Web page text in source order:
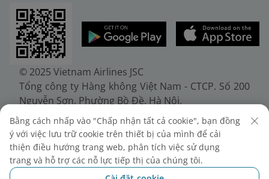
© 2025 Vietnam Airlines JSC
Tổng công ty Hàng không Việt Nam - CTCP. Số 200
Nguyễn Sơn, Phường Bồ Đề, Hà Nội.
Điện thoại: (+84-24) 38272289. Fax: (+84-24)
38722375
Giấy chứng nhận đăng ký doanh nghiệp, mã số
doanh nghiệp 0100107518, đăng ký lần đầu ngày
30/6/2010, đăng ký thay đổi lần thứ 10 ngày
Bằng cách nhấp vào "Chấp nhận tất cả cookie", bạn đồng
ý với việc lưu trữ cookie trên thiết bị của mình để cải
thiện điều hướng trang web, phân tích việc sử dụng
trang và hỗ trợ các nỗ lực tiếp thị của chúng tôi.